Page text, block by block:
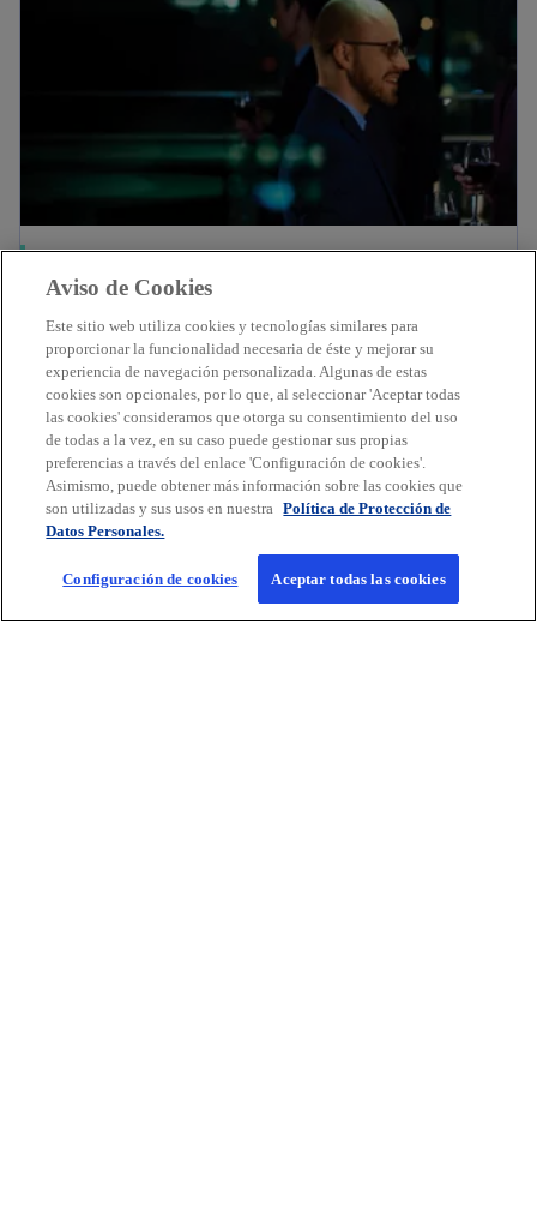
Eventos
Colaboramos con iniciativas para impulsar la
participación de consejeras y fortalecer la
excelencia de los consejos de administración.
Leer más
Aviso de Cookies
Este sitio web utiliza cookies y tecnologías similares para
proporcionar la funcionalidad necesaria de éste y mejorar su
experiencia de navegación personalizada. Algunas de estas
cookies son opcionales, por lo que, al seleccionar 'Aceptar todas
las cookies' consideramos que otorga su consentimiento del uso
de todas a la vez, en su caso puede gestionar sus propias
preferencias a través del enlace 'Configuración de cookies'.
Asimismo, puede obtener más información sobre las cookies que
son utilizadas y sus usos en nuestra Política de Protección de
Datos Personales.
Configuración de cookies Aceptar todas las cookies